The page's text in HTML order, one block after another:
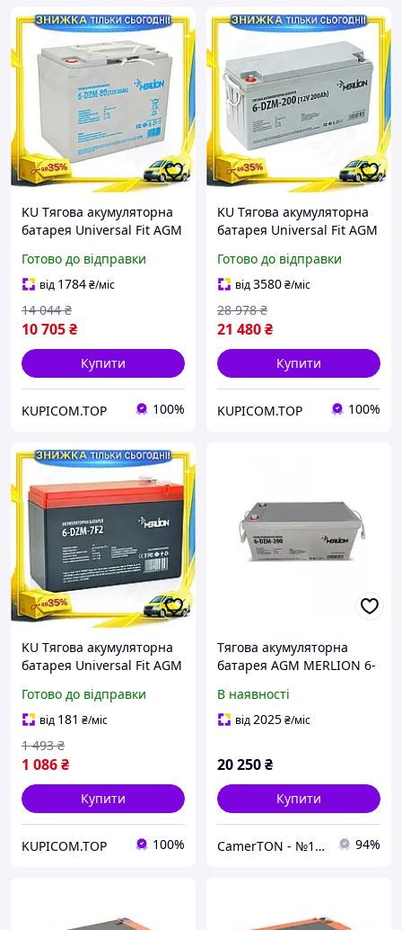
KU Тягова акумуляторна
батарея Universal Fit AGM
навантажувачів
електромобілів та Uni2L_K
Готово до відправки
від 1784₴/міс
10 705₴
14 044 ₴
Купити
KUPICOM.TOP 100%
KU Тягова акумуляторна
батарея Universal Fit AGM
електротранспорту
свинцево-кисл Uni2L_K
Готово до відправки
від3580₴/міс
21 480₴
28 978 ₴
Купити
KUPICOM.TOP 100%
KU Тягова акумуляторна
батарея Universal Fit AGM
електровелосипедів та
квадроциклі Uni2L_K
Готово до відправки
від 181 ₴/міс
1 086₴
1 493 ₴
Купити
KUPICOM.TOP 100%
Тягова акумуляторна
батарея AGM MERLION 6-
В наявності
від2025₴/міс
20 250₴
Купити
CamerTON - №1 Гіпермаркет систем безпеки в Західній Україні 94%